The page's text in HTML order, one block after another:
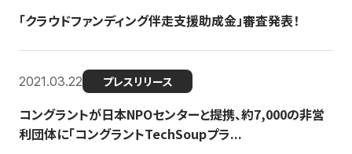
「クラウドファンディング伴走支援助成金」審査発表！
2021.03.22 プレスリリース
コングラントが日本NPOセンターと提携、約7,000の非営
利団体に「コングラントTechSoupプラ...